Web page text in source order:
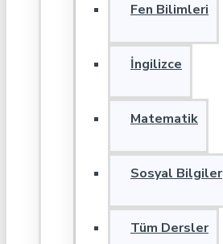
Fen Bilimleri
İngilizce
Matematik
Sosyal Bilgiler
Tüm Dersler